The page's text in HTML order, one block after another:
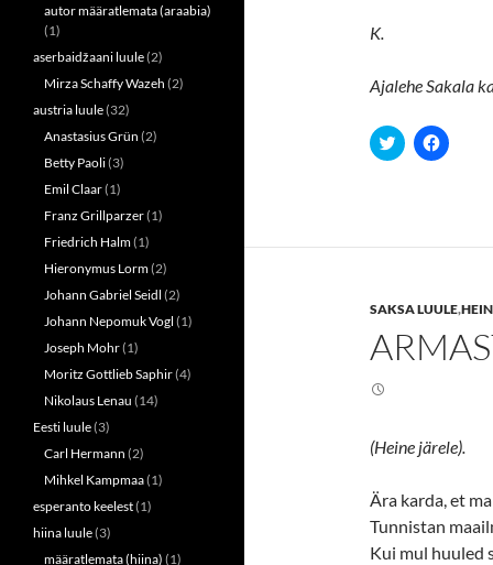
K.
Ajalehe Sakala
C
l
h
o
T
w
(
O
n
s
i
n
C
l
h
o
F
k
(
e
n
s
n
SAKSA LUULE,
(Heine järele).
Ära karda, et
Tunnistan
Kui mul huuled
autor määratlemata (araabia)
(1)
aserbaidžaani luule(2)
Mirza Schaffy Wazeh (2)
austria luule(32)
Anastasius Grün (2)
Betty Paoli(3)
Emil Claar(1)
Franz Grillparzer(1)
Friedrich Halm(1)
Hieronymus Lorm(2)
Johann Gabriel Seidl (2)
Johann Nepomuk Vogl (1)
Joseph Mohr(1)
Moritz Gottlieb Saphir(4)
Nikolaus Lenau (14)
Eesti luule(3)
Carl Hermann (2)
Mihkel Kampmaa(1)
esperanto keelest(1)
hiina luule(3)
määratlemata (hiina) (1)